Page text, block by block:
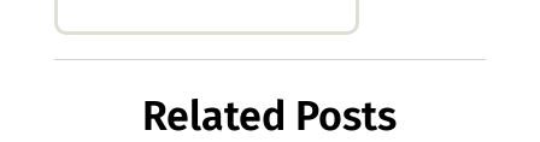
Related Posts